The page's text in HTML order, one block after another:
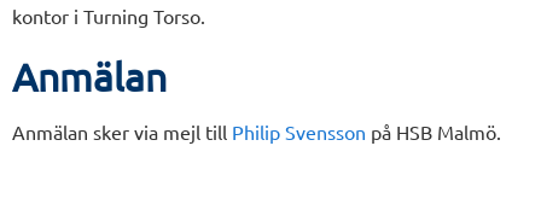
kontor i Turning Torso.
Anmälan
Anmälan sker via mejl till Philip Svensson på HSB Malmö.